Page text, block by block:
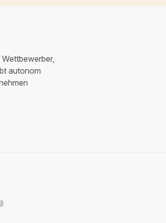
autonom